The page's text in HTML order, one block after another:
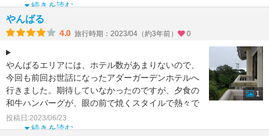
続きを読む
やんばる
4.0 旅行時期：2023/04（約3年前） 0
やんばるエリアには、ホテル数があまりないので、
今回も前回お世話になったアダーガーデンホテルへ
行きました。期待していなかったのですが、夕食の
和牛ハンバーグが、眼の前で焼くスタイルで熱々で
美味しかったので
続きを読む
投稿日:2023/06/23
1